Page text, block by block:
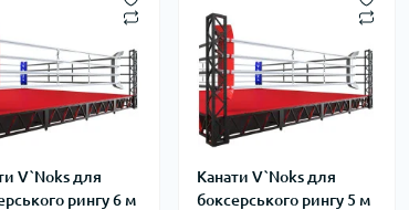
V`Noks для
рингу 6 м
Канати V`Noks для
боксерського рингу 5 м